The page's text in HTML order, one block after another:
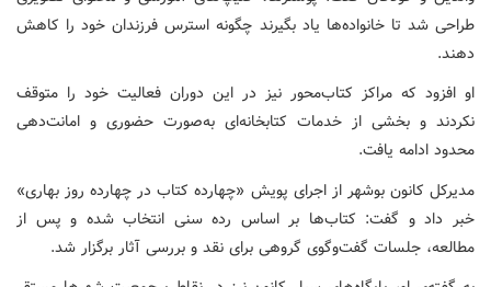
طراحی شد تا خانواده‌ها یاد بگیرند چگونه استرس فرزندان خود را کاهش
دهند.
او افزود که مراکز کتاب‌محور نیز در این دوران فعالیت خود را متوقف
نکردند و بخشی از خدمات کتابخانه‌ای به‌صورت حضوری و امانت‌دهی
محدود ادامه یافت.
مدیرکل کانون بوشهر از اجرای پویش «چهارده کتاب در چهارده روز بهاری»
خبر داد و گفت: کتاب‌ها بر اساس رده سنی انتخاب شده و پس از
مطالعه، جلسات گفت‌وگوی گروهی برای نقد و بررسی آثار برگزار شد.